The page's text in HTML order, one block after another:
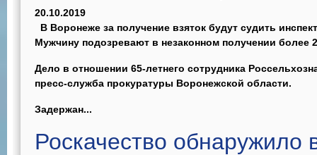
20.10.2019
В Воронеже за получение взяток будут судить
Мужчину подозревают в незаконном получении более
Дело в отношении 65-летнего сотрудника
пресс-служба прокуратуры Воронежской области.
Задержан...
Роскачество обнаружило